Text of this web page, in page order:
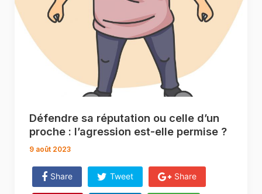
Défendre sa réputation ou celle d’un
proche : l’agression est-elle permise ?
9 août 2023
Share Tweet Share